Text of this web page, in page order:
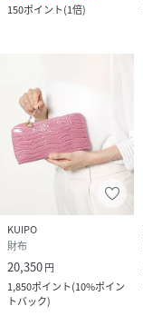
150ポイント(1倍)
KUIPO
財布
20,350円
1,850ポイント(10%ポイン
トバック)